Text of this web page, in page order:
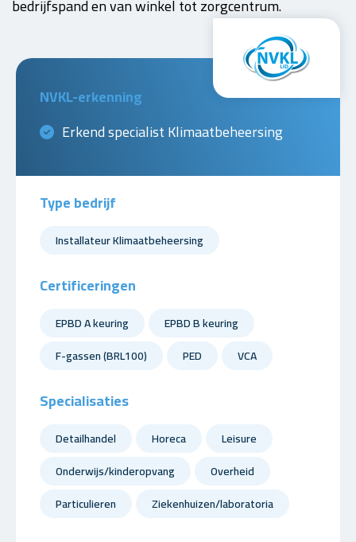
bedrijfspand en van winkel tot zorgcentrum.
NVKL-erkenning
Erkend specialist Klimaatbeheersing
Type bedrijf
Installateur Klimaatbeheersing
Certificeringen
EPBD A keuring
EPBD B keuring
F-gassen (BRL100)
PED VCA
Specialisaties
Detailhandel Horeca
Leisure
Onderwijs/kinderopvang
Overheid
Particulieren
Ziekenhuizen/laboratoria